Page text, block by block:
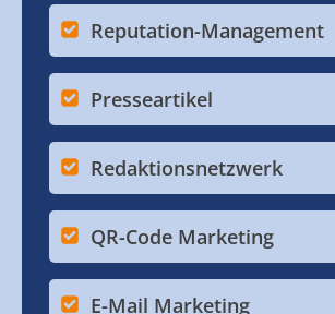
Reputation-Management
Presseartikel
Redaktionsnetzwerk
QR-Code Marketing
E-Mail Marketing